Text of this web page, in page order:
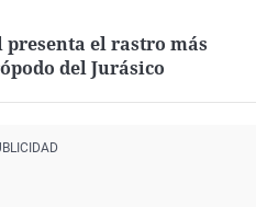
el rastro más
del Jurásico